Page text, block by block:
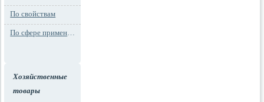
По свойствам
По сфере применения
Хозяйственные
товары